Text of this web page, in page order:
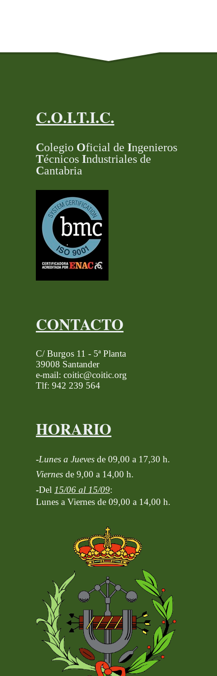
C.O.I.T.I.C.
Colegio Oficial de Ingenieros
Técnicos Industriales de
Cantabria
CONTACTO
C/ Burgos 11 - 5ª Planta
39008 Santander
e-mail: coitic@coitic.org
Tlf: 942 239 564
HORARIO
-Lunes a Jueves de 09,00 a 17,30 h.
Viernes de 9,00 a 14,00 h.
-Del 15/06 al 15/09:
Lunes a Viernes de 09,00 a 14,00 h.